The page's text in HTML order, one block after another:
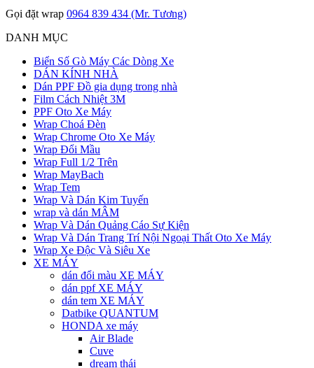
Gọi đặt wrap 0964 839 434 (Mr. Tương)
DANH MỤC
Biển Số Gò Máy Các Dòng Xe
DÁN KÍNH NHÀ
Dán PPF Đồ gia dụng trong nhà
Film Cách Nhiệt 3M
PPF Oto Xe Máy
Wrap Choá Đèn
Wrap Chrome Oto Xe Máy
Wrap Đổi Mầu
Wrap Full 1/2 Trên
Wrap MayBach
Wrap Tem
Wrap Và Dán Kim Tuyến
wrap và dán MÂM
Wrap Và Dán Quảng Cáo Sự Kiện
Wrap Và Dán Trang Trí Nội Ngoại Thất Oto Xe Máy
Wrap Xe Độc Và Siêu Xe
XE MÁY
dán đổi màu XE MÁY
dán ppf XE MÁY
dán tem XE MÁY
Datbike QUANTUM
HONDA xe máy
Air Blade
Cuve
dream thái